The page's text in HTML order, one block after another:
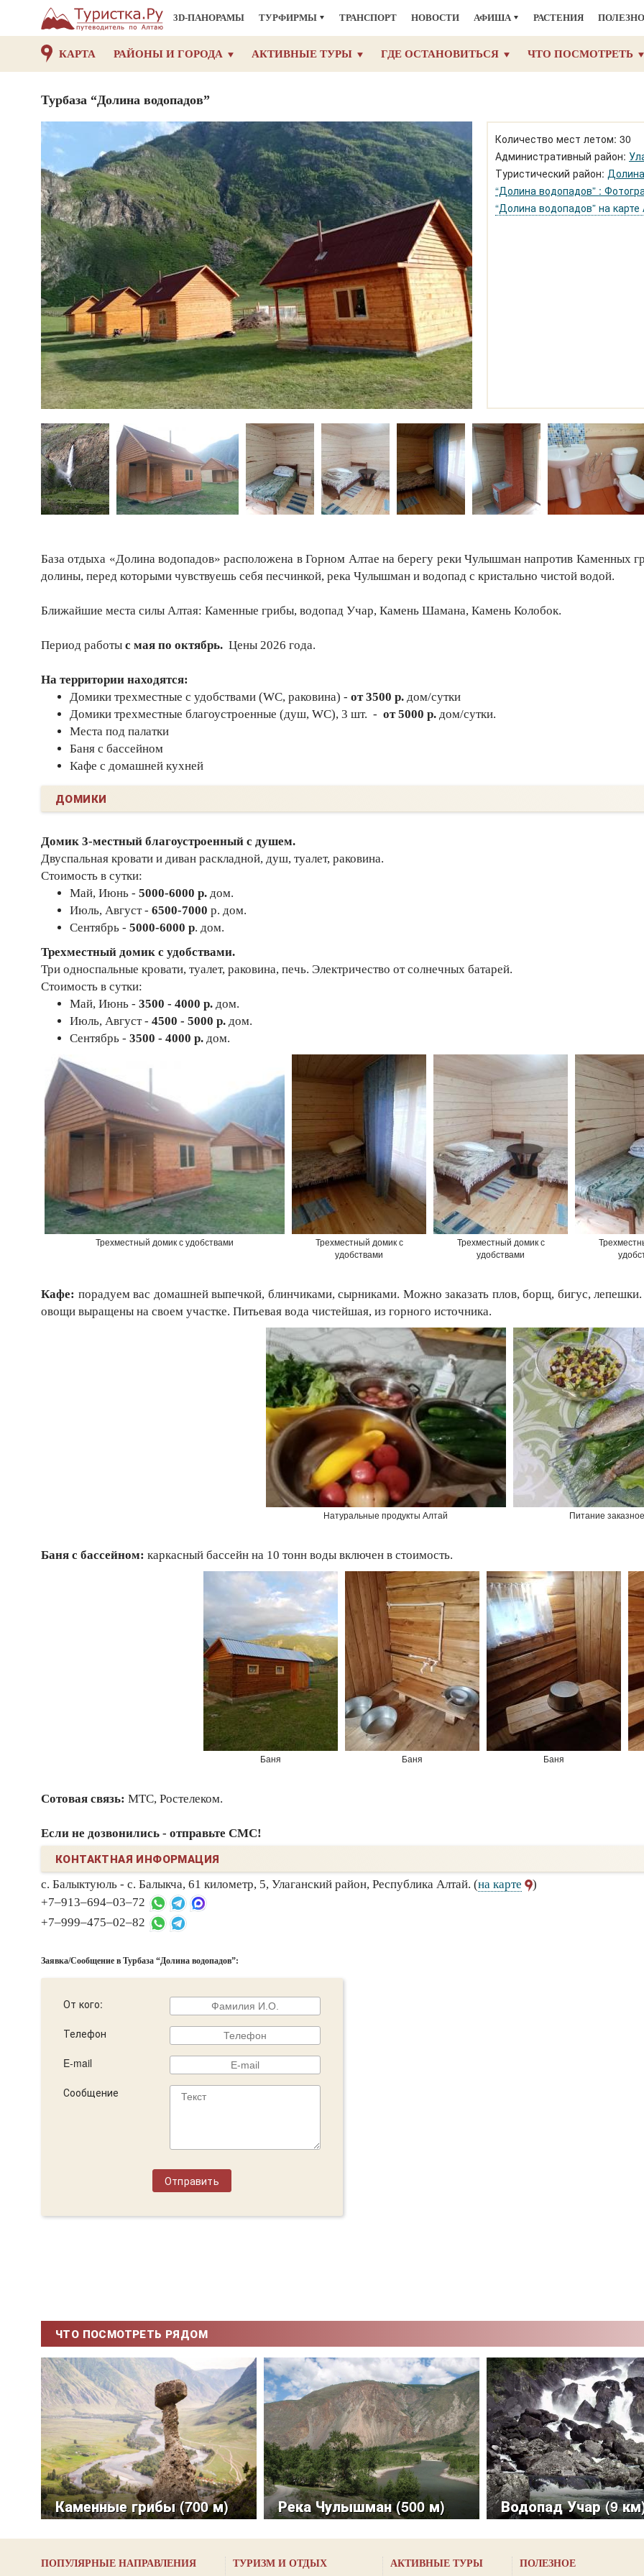
3D-ПАНОРАМЫ ТУРФИРМЫ ТРАНСПОРТ НОВОСТИ АФИША РАСТЕНИЯ
КАРТА РАЙОНЫ И ГОРОДА АКТИВНЫЕ ТУРЫ ГДЕ ОСТАНОВИТЬСЯ ЧТО ПОСМОТРЕТЬ
Турбаза “Долина водопадов”
Количество мест летом: 30
Административный район:
Туристический район:
“Долина водопадов” :
“Долина водопадов” на карте
База отдыха «Долина водопадов» расположена в Горном Алтае на берегу реки Чулышман напротив Каменных
долины, перед которыми чувствуешь себя песчинкой, река Чулышман и водопад с кристально чистой водой.
Ближайшие места силы Алтая: Каменные грибы, водопад Учар, Камень Шамана, Камень Колобок.
Период работы с мая по октябрь. Цены 2026 года.
На территории находятся:
Домики трехместные с удобствами (WC, раковина) - от 3500 р. дом/сутки
Домики трехместные благоустроенные (душ, WC), 3 шт. - от 5000 р. дом/сутки.
Места под палатки
Баня с бассейном
Кафе с домашней кухней
ДОМИКИ
Домик 3-местный благоустроенный с душем.
Двуспальная кровати и диван раскладной, душ, туалет, раковина.
Стоимость в сутки:
Май, Июнь - 5000-6000 р. дом.
Июль, Август - 6500-7000 р. дом.
Сентябрь - 5000-6000 р. дом.
Трехместный домик с удобствами.
Три односпальные кровати, туалет, раковина, печь. Электричество от солнечных батарей.
Стоимость в сутки:
Май, Июнь - 3500 - 4000 р. дом.
Июль, Август - 4500 - 5000 р. дом.
Сентябрь - 3500 - 4000 р. дом.
Трехместный домик с удобствами
Трехместный домик с
удобствами
Трехместный домик с
удобствами
Кафе: порадуем вас домашней выпечкой, блинчиками, сырниками. Можно заказать плов, борщ, бигус,
овощи выращены на своем участке. Питьевая вода чистейшая, из горного источника.
Натуральные продукты Алтай Питание заказное
Баня с бассейном: каркасный бассейн на 10 тонн воды включен в стоимость.
Баня Баня Баня
Сотовая связь: МТС, Ростелеком.
Если не дозвонились - отправьте СМС!
КОНТАКТНАЯ ИНФОРМАЦИЯ
с. Балыктуюль - с. Балыкча, 61 километр, 5, Улаганский район, Республика Алтай. (на карте
)
+7‒913‒694‒03‒72
+7‒999‒475‒02‒82
Заявка/Сообщение в Турбаза “Долина водопадов”:
От кого:
Телефон
E-mail
Сообщение
ЧТО ПОСМОТРЕТЬ РЯДОМ
Каменные грибы (700 м) Река Чулышман (500 м) Водопад Учар (9
ПОПУЛЯРНЫЕ НАПРАВЛЕНИЯ ТУРИЗМ И ОТДЫХ АКТИВНЫЕ ТУРЫ ПОЛЕЗНОЕ